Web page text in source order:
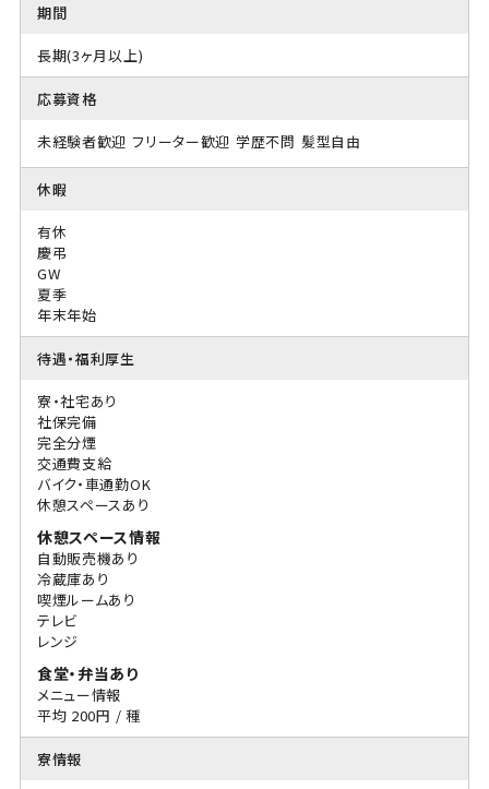
期間
長期(3ヶ月以上)
応募資格
未経験者歓迎 フリーター歓迎 学歴不問 髪型自由
休暇
有休
慶弔
GW
夏季
年末年始
待遇・福利厚生
寮・社宅あり
社保完備
完全分煙
交通費支給
バイク・車通勤OK
休憩スペースあり
休憩スペース情報
自動販売機あり
冷蔵庫あり
喫煙ルームあり
テレビ
レンジ
食堂・弁当あり
メニュー情報
平均 200円 / 種
寮情報